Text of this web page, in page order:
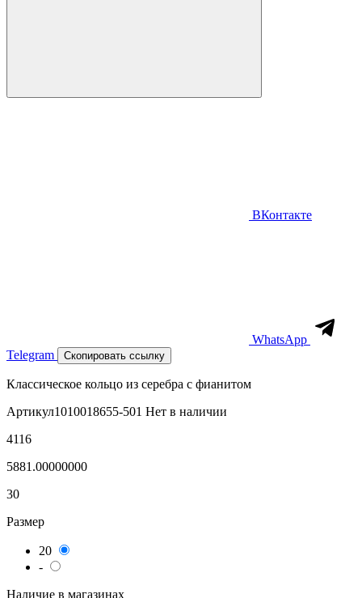
ВКонтакте
WhatsApp
Telegram
Скопировать ссылку
Классическое кольцо из серебра с фианитом
Артикул1010018655-501 Нет в наличии
4116
5881.00000000
30
Размер
20
-
Наличие в магазинах